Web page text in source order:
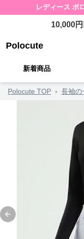
レディース ポ
10,000
Polocute
新着商品
Polocute TOP › 長袖の
Previous slide